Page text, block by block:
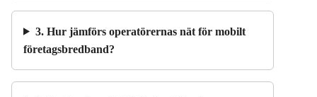
3. Hur jämförs operatörernas nät för mobilt
företagsbredband?